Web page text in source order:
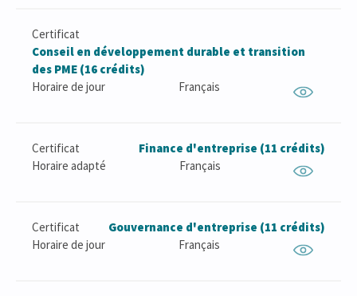
Certificat
Conseil en développement durable et transition
des PME (16 crédits)
Horaire de jour
Français
Certificat
Finance d'entreprise (11 crédits)
Horaire adapté
Français
Certificat
Gouvernance d'entreprise (11 crédits)
Horaire de jour
Français